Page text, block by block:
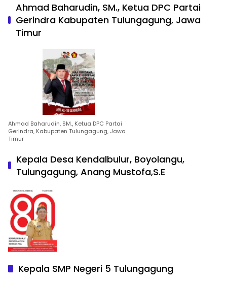
Ahmad Baharudin, SM., Ketua DPC Partai
Gerindra Kabupaten Tulungagung, Jawa
Timur
Ahmad Baharudin, SM., Ketua DPC Partai
Gerindra, Kabupaten Tulungagung, Jawa
Timur
Kepala Desa Kendalbulur, Boyolangu,
Tulungagung, Anang Mustofa,S.E
Kepala SMP Negeri 5 Tulungagung